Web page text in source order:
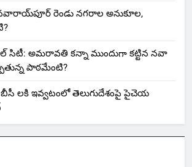
రెండు నగరాల అనుకూల,
సిటీ: అమరావతి కన్నా ముందుగా కట్టిన నవా
పాఠమేంటి?
బీసీ లకి ఇవ్వటంలో తెలుగుదేశంపై పైచెయ